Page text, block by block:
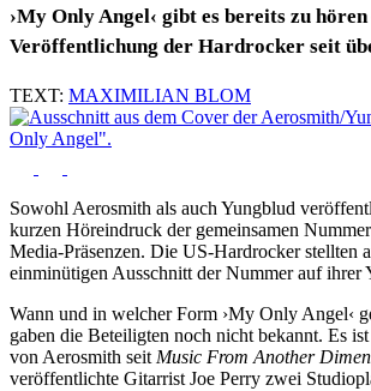
›My Only Angel‹ gibt es bereits zu
Veröffentlichung der Hardrocker seit
TEXT: MAXIMILIAN BLOM
Sowohl Aerosmith als auch Yungblud
kurzen Höreindruck der gemeinsamen
Media-Präsenzen. Die US-Hardrocker stellten
einminütigen Ausschnitt der Nummer auf ihrer
Wann und in welcher Form ›My Only Angel‹
gaben die Beteiligten noch nicht bekannt. Es
von Aerosmith seit Music From Another
veröffentlichte Gitarrist Joe Perry zwei